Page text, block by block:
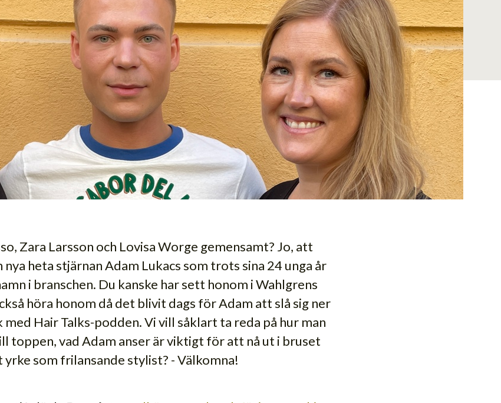
Zara Larsson och Lovisa Worge gemensamt? Jo, att
nya heta stjärnan Adam Lukacs som trots sina 24 unga år
i branschen. Du kanske har sett honom i Wahlgrens
höra honom då det blivit dags för Adam att slå sig ner
Hair Talks-podden. Vi vill såklart ta reda på hur man
toppen, vad Adam anser är viktigt för att nå ut i bruset
yrke som frilansande stylist? - Välkomna!